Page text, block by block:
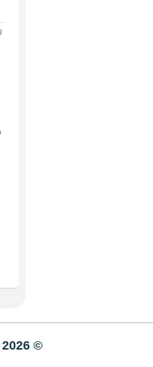
© All rights reserved. Almitlae.com 2026